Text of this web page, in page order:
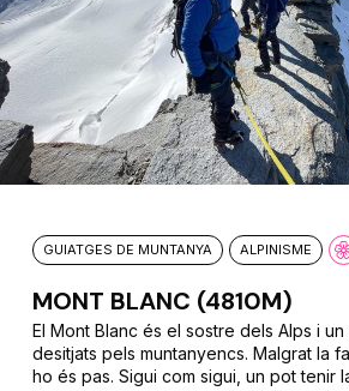
GUIATGES DE MUNTANYA ALPINISME
MONT BLANC (4810M)
El Mont Blanc és el sostre dels Alps i un
desitjats pels muntanyencs. Malgrat la
ho és pas. Sigui com sigui, un pot tenir